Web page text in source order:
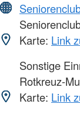
Karte: Link
Sonstige
Rotkreuz-
Karte: Link